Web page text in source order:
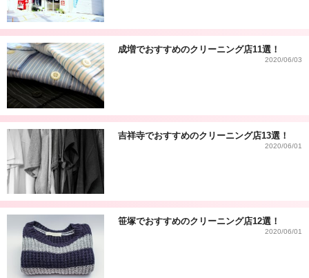
成増でおすすめのクリーニング店11選！
2020/06/03
吉祥寺でおすすめのクリーニング店13選！
2020/06/01
笹塚でおすすめのクリーニング店12選！
2020/06/01